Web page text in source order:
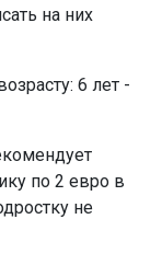
на них
6 лет -
по 2 евро в
не